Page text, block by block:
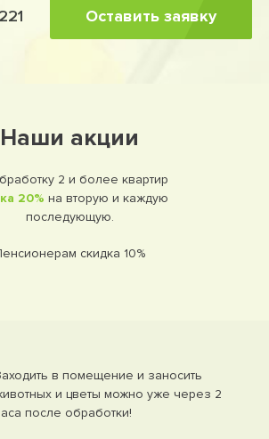
Оставить заявку
Наши акции
2 и более квартир
20% на вторую и каждую
последующую.
скидка 10%
в помещение и заносить
и цветы можно уже через 2
после обработки!